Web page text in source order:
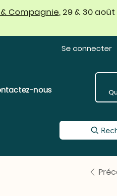
Se connecter
nous
Compagnie, 29 & 30